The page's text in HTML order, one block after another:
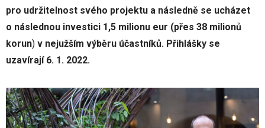
pro udržitelnost svého projektu a následně se ucházet
o následnou investici 1,5 milionu eur (přes 38 milionů
korun) v nejužším výběru účastníků. Přihlášky se
uzavírají 6. 1. 2022.